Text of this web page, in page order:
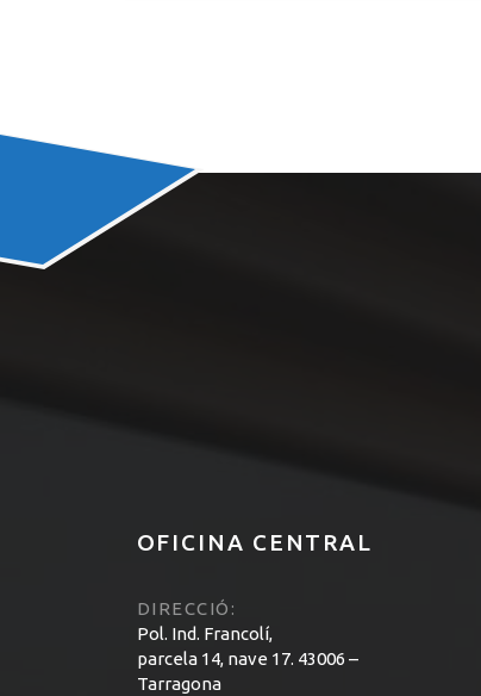
OFICINA CENTRAL
DIRECCIÓ:
Pol. Ind. Francolí,
parcela 14, nave 17. 43006 –
Tarragona